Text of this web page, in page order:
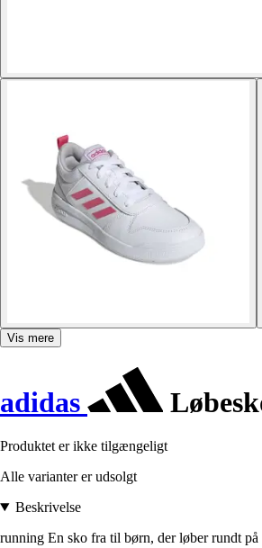
Vis mere
adidas
Produktet er ikke tilgængeligt
Alle varianter er udsolgt
Beskrivelse
running En sko fra til børn, der løber rundt